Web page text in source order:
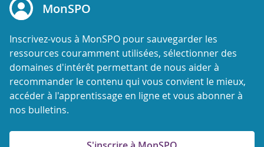
MonSPO
Inscrivez-vous à MonSPO pour sauvegarder les
ressources couramment utilisées, sélectionner des
domaines d'intérêt permettant de nous aider à
recommander le contenu qui vous convient le mieux,
accéder à l'apprentissage en ligne et vous abonner à
nos bulletins.